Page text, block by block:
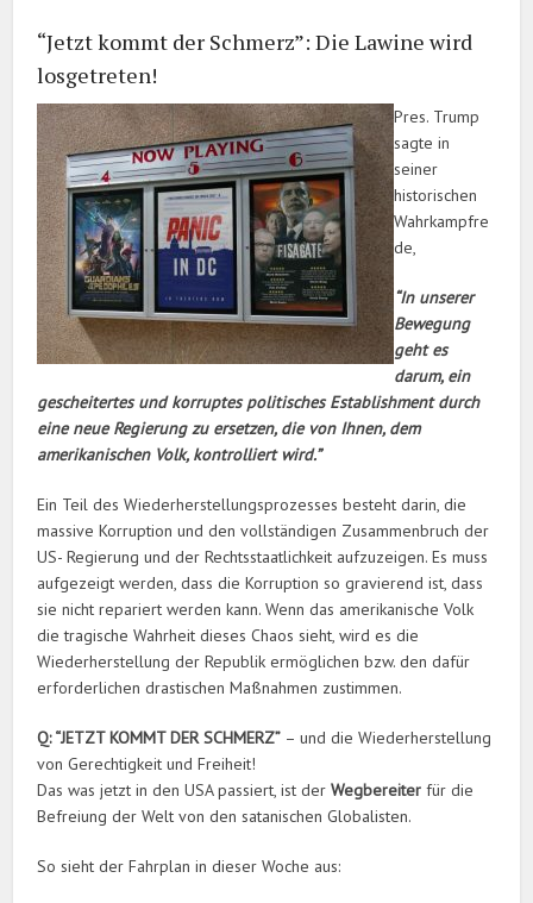
“Jetzt kommt der Schmerz”: Die Lawine wird
losgetreten!
Pres. Trump
sagte in
seiner
historischen
Wahrkampfre
de,
“In unserer
Bewegung
geht es
darum, ein
gescheitertes und korruptes politisches Establishment durch
eine neue Regierung zu ersetzen, die von Ihnen, dem
amerikanischen Volk, kontrolliert wird.”
Ein Teil des Wiederherstellungsprozesses besteht darin, die
massive Korruption und den vollständigen Zusammenbruch der
US- Regierung und der Rechtsstaatlichkeit aufzuzeigen. Es muss
aufgezeigt werden, dass die Korruption so gravierend ist, dass
sie nicht repariert werden kann. Wenn das amerikanische Volk
die tragische Wahrheit dieses Chaos sieht, wird es die
Wiederherstellung der Republik ermöglichen bzw. den dafür
erforderlichen drastischen Maßnahmen zustimmen.
Q: “JETZT KOMMT DER SCHMERZ” – und die Wiederherstellung
von Gerechtigkeit und Freiheit!
Das was jetzt in den USA passiert, ist derWegbereiter für die
Befreiung der Welt von den satanischen Globalisten.
So sieht der Fahrplan in dieser Woche aus: